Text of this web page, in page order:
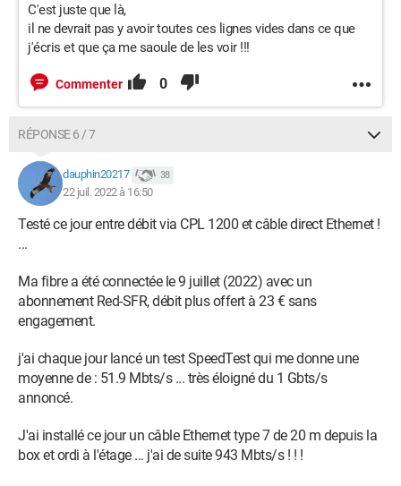
C'est juste que là,
il ne devrait pas y avoir toutes ces lignes vides dans ce que
j'écris et que ça me saoule de les voir !!!
Commenter 0
RÉPONSE 6 / 7
dauphin20217 38
22 juil. 2022 à 16:50
Testé ce jour entre débit via CPL 1200 et câble direct Ethernet !
...
Ma fibre a été connectée le 9 juillet (2022) avec un
abonnement Red-SFR, débit plus offert à 23 € sans
engagement.
j'ai chaque jour lancé un test SpeedTest qui me donne une
moyenne de : 51.9 Mbts/s ... très éloigné du 1 Gbts/s
annoncé.
J'ai installé ce jour un câble Ethernet type 7 de 20 m depuis la
box et ordi à l'étage ... j'ai de suite 943 Mbts/s ! ! !